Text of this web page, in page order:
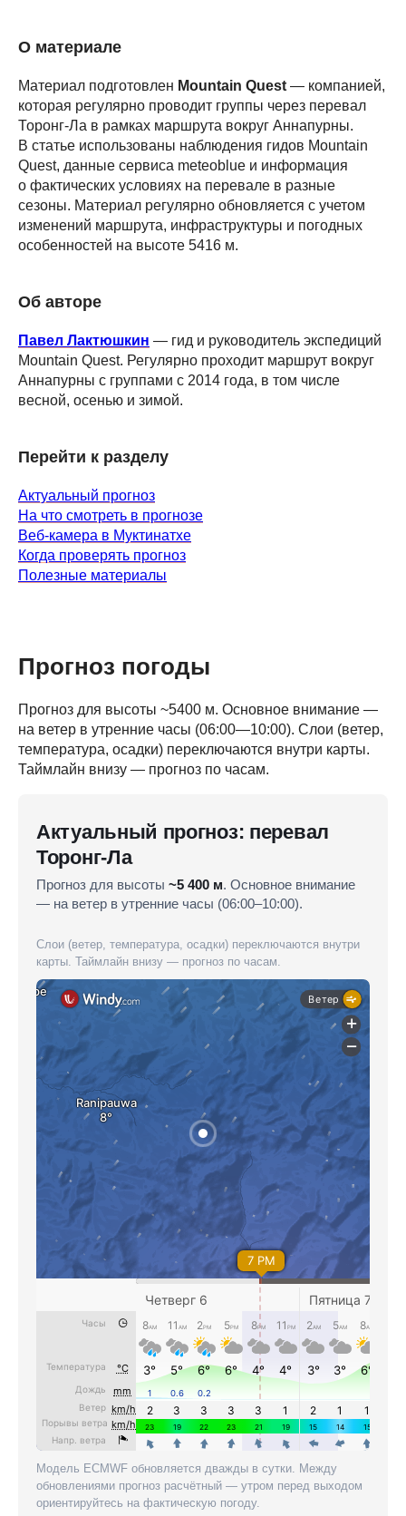
О материале
Материал подготовлен Mountain Quest — компанией,
которая регулярно проводит группы через перевал
Торонг-Ла в рамках маршрута вокруг Аннапурны.
В статье использованы наблюдения гидов Mountain
Quest, данные сервиса meteoblue и информация
о фактических условиях на перевале в разные
сезоны. Материал регулярно обновляется с учетом
изменений маршрута, инфраструктуры и погодных
особенностей на высоте 5416 м.
Об авторе
Павел Лактюшкин — гид и руководитель экспедиций
Mountain Quest. Регулярно проходит маршрут вокруг
Аннапурны с группами с 2014 года, в том числе
весной, осенью и зимой.
Перейти к разделу
Актуальный прогноз
На что смотреть в прогнозе
Веб-камера в Муктинатхе
Когда проверять прогноз
Полезные материалы
Прогноз погоды
Прогноз для высоты ~5400 м. Основное внимание —
на ветер в утренние часы (06:00—10:00). Слои (ветер,
температура, осадки) переключаются внутри карты.
Таймлайн внизу — прогноз по часам.
Актуальный прогноз: перевал
Торонг-Ла
Прогноз для высоты ~5 400 м. Основное внимание
— на ветер в утренние часы (06:00–10:00).
Слои (ветер, температура, осадки) переключаются внутри
карты. Таймлайн внизу — прогноз по часам.
Модель ECMWF обновляется дважды в сутки. Между
обновлениями прогноз расчётный — утром перед выходом
ориентируйтесь на фактическую погоду.